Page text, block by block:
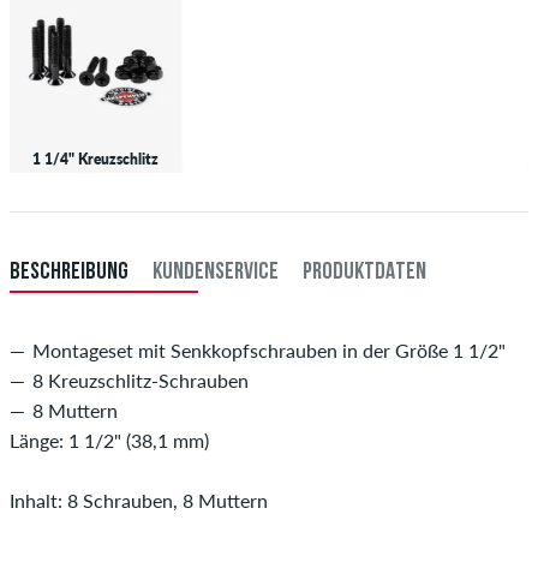
1 1/4" Kreuzschlitz
BESCHREIBUNG KUNDENSERVICE PRODUKTDATEN
Montageset mit Senkkopfschrauben in der Größe 1 1/2"
8 Kreuzschlitz-Schrauben
8 Muttern
Länge: 1 1/2" (38,1 mm)
Inhalt: 8 Schrauben, 8 Muttern